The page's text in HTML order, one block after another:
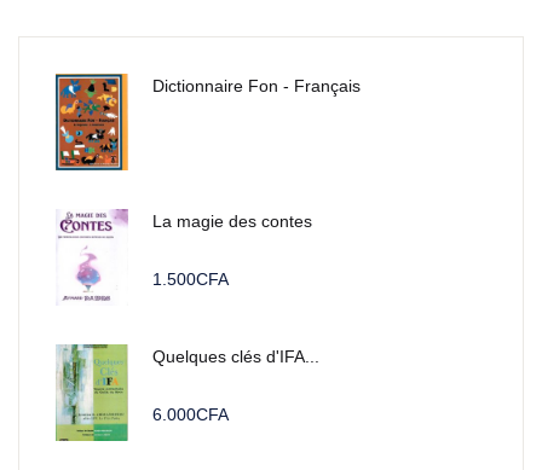
Dictionnaire Fon - Français
La magie des contes
1.500CFA
Quelques clés d'IFA...
6.000CFA